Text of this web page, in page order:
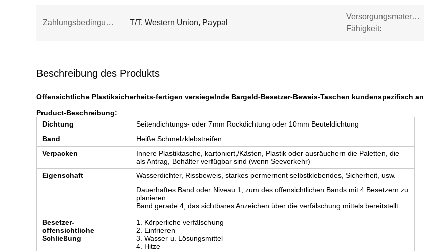
Zahlungsbedingungen: T/T, Western Union, Paypal
Versorgungsmaterial-
Fähigkeit:
Beschreibung des Produkts
Offensichtliche Plastiksicherheits-fertigen versiegelnde Bargeld-Besetzer-Beweis-Taschen kundenspezifisch an
Pruduct-Beschreibung:
Dichtung
Seitendichtungs- oder 7mm Rockdichtung oder 10mm Beuteldichtung
Band
Heiße Schmelzklebstreifen
Verpacken
Innere Plastiktasche, kartoniert,/Kästen, Plastik oder ausräuchern die Paletten, die
als Antrag, Behälter verfügbar sind (wenn Seeverkehr)
Eigenschaft
Wasserdichter, Rissbeweis, starkes permernent selbstklebendes, Sicherheit, usw.
Besetzer-
offensichtliche
Schließung
Dauerhaftes Band oder Niveau 1, zum des offensichtlichen Bands mit 4 Besetzern zu
planieren.
Band gerade 4, das sichtbares Anzeichen über die verfälschung mittels bereitstellt
1. Körperliche verfälschung
2. Einfrieren
3. Wasser u. Lösungsmittel
4. Hitze